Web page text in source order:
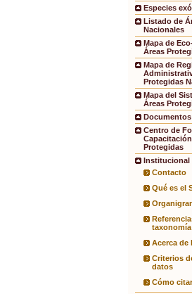
Especies
Listado de
Nacionales
Mapa de
Áreas
Mapa de
Protegidas
Mapa del
Áreas
Centro de
Protegidas
Institucional
Contacto
Qué es el
taxonomía
Acerca de
Criterios
datos
Cómo